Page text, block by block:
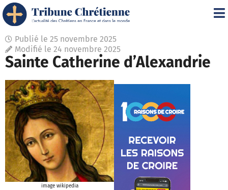
Publié le 25 novembre 2025
Modifié le 24 novembre 2025
Sainte Catherine d’Alexandrie
image wikipedia